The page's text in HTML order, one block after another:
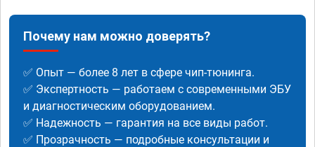
Почему нам можно доверять?
✅ Опыт — более 8 лет в сфере чип-тюнинга.
✅ Экспертность — работаем с современными ЭБУ
и диагностическим оборудованием.
✅ Надежность — гарантия на все виды работ.
✅ Прозрачность — подробные консультации и